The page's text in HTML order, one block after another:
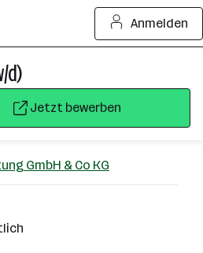
Anmelden
d)
Jetzt bewerben
GmbH & Co KG